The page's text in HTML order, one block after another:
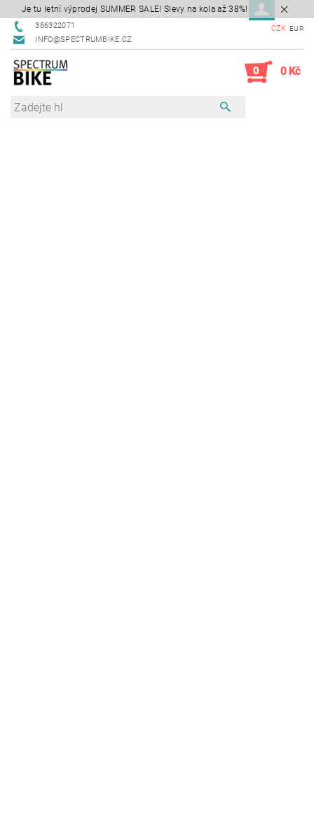
Je tu letní výprodej SUMMER SALE! Slevy na kola až 38%!
386322071
INFO@SPECTRUMBIKE.CZ
CZK EUR
0 0 Kč